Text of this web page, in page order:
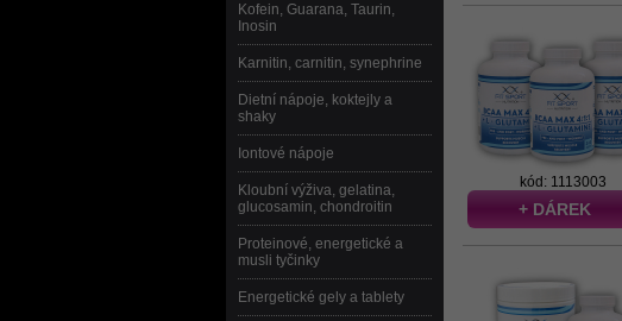
kód: 1113003
+ DÁREK
Kofein, Guarana, Taurin,
Inosin
Karnitin, carnitin, synephrine
Dietní nápoje, koktejly a
shaky
Iontové nápoje
Kloubní výživa, gelatina,
glucosamin, chondroitin
Proteinové, energetické a
musli tyčinky
Energetické gely a tablety